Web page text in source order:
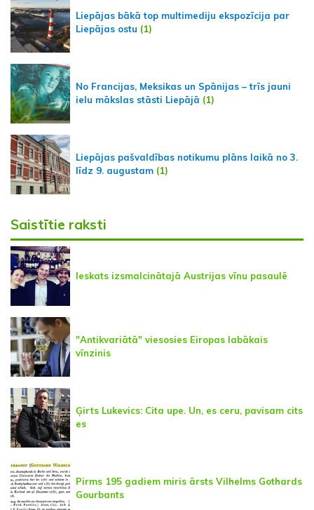
Liepājas bākā top multimediju ekspozīcija par
Liepājas ostu (1)
No Francijas, Meksikas un Spānijas – trīs jauni
ielu mākslas stāsti Liepājā (1)
Liepājas pašvaldības notikumu plāns laikā no 3.
līdz 9. augustam (1)
Saistītie raksti
Ieskats izsmalcinātajā Austrijas vīnu pasaulē
"Antikvariātā" viesosies Eiropas labākais
vīnzinis
Ģirts Lukevics: Cita upe. Un, es ceru, pavisam cits
es
Pirms 195 gadiem miris ārsts Vilhelms Gothards
Gourbants